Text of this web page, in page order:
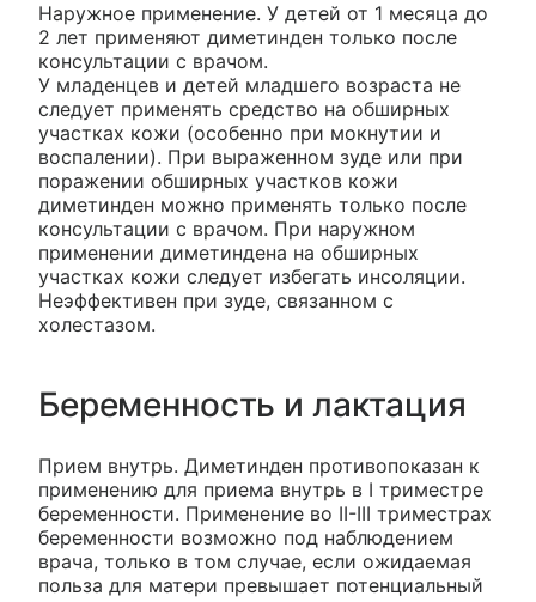
Наружное применение. У детей от 1 месяца до
2 лет применяют диметинден только после
консультации с врачом.
У младенцев и детей младшего возраста не
следует применять средство на обширных
участках кожи (особенно при мокнутии и
воспалении). При выраженном зуде или при
поражении обширных участков кожи
диметинден можно применять только после
консультации с врачом. При наружном
применении диметиндена на обширных
участках кожи следует избегать инсоляции.
Неэффективен при зуде, связанном с
холестазом.
Беременность и лактация
Прием внутрь. Диметинден противопоказан к
применению для приема внутрь в I триместре
беременности. Применение во II-III триместрах
беременности возможно под наблюдением
врача, только в том случае, если ожидаемая
польза для матери превышает потенциальный